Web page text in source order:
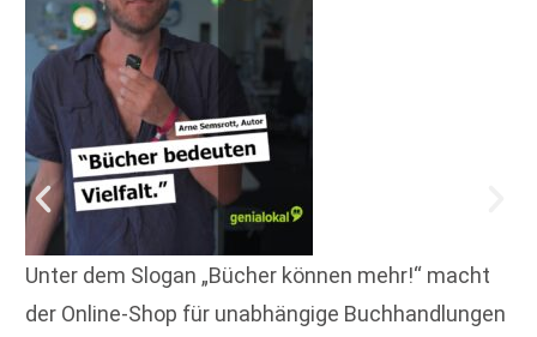
Unter dem Slogan „Bücher können mehr!“ macht
der Online-Shop für unabhängige Buchhandlungen